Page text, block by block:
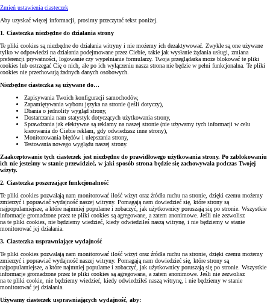
Zmień ustawienia ciasteczek
Aby uzyskać więcej informacji, prosimy przeczytać tekst poniżej.
1. Ciasteczka niezbędne do działania strony
Te pliki cookies są niezbędne do działania witryny i nie możemy ich dezaktywować. Zwykle są one używane
tylko w odpowiedzi na działania podejmowane przez Ciebie, takie jak wysłanie żądania usługi, zmiana
preferencji prywatności, logowanie czy wypełnianie formularzy. Twoja przeglądarka może blokować te pliki
cookies lub ostrzegać Cię o nich, ale po ich wyłączeniu nasza strona nie będzie w pełni funkcjonalna. Te pliki
cookies nie przechowują żadnych danych osobowych.
Niezbędne ciasteczka są używane do…
Zapisywania Twoich konfiguracji samochodów,
Zapamiętywania wyboru języka na stronie (jeśli dotyczy),
Dbania o jednolity wygląd strony,
Dostarczania nam statystyk dotyczących użytkowania strony,
Sprawdzania jak efektywne są reklamy na naszej stronie (nie używamy tych informacji w celu
kierowania do Ciebie reklam, gdy odwiedzasz inne strony),
Monitorowania błędów i ulepszania strony,
Testowania nowego wyglądu naszej strony.
Zaakceptowanie tych ciasteczek jest niezbędne do prawidłowego użytkowania strony. Po zablokowaniu
ich nie jesteśmy w stanie przewidzieć, w jaki sposób strona będzie się zachowywała podczas Twojej
wizyty.
2. Ciasteczka poszerzające funkcjonalność
Te pliki cookies pozwalają nam monitorować ilość wizyt oraz źródła ruchu na stronie, dzięki czemu możemy
zmierzyć i poprawiać wydajność naszej witryny. Pomagają nam dowiedzieć się, które strony są
najpopularniejsze, a które najmniej popularne i zobaczyć, jak użytkownicy poruszają się po stronie. Wszystkie
informacje gromadzone przez te pliki cookies są agregowane, a zatem anonimowe. Jeśli nie zezwolisz
na te pliki cookies, nie będziemy wiedzieć, kiedy odwiedziłeś naszą witrynę, i nie będziemy w stanie
monitorować jej działania.
3. Ciasteczka usprawniające wydajność
Te pliki cookies pozwalają nam monitorować ilość wizyt oraz źródła ruchu na stronie, dzięki czemu możemy
zmierzyć i poprawiać wydajność naszej witryny. Pomagają nam dowiedzieć się, które strony są
najpopularniejsze, a które najmniej popularne i zobaczyć, jak użytkownicy poruszają się po stronie. Wszystkie
informacje gromadzone przez te pliki cookies są agregowane, a zatem anonimowe. Jeśli nie zezwolisz
na te pliki cookie, nie będziemy wiedzieć, kiedy odwiedziłeś naszą witrynę, i nie będziemy w stanie
monitorować jej działania.
Używamy ciasteczek usprawniających wydajność, aby: